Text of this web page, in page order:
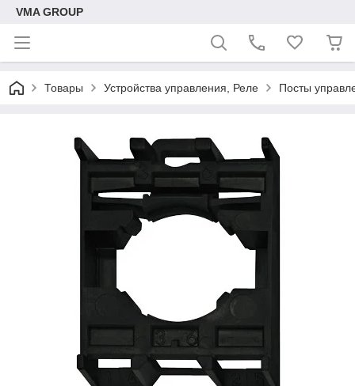
VMA GROUP
Товары Устройства управления, Реле Посты